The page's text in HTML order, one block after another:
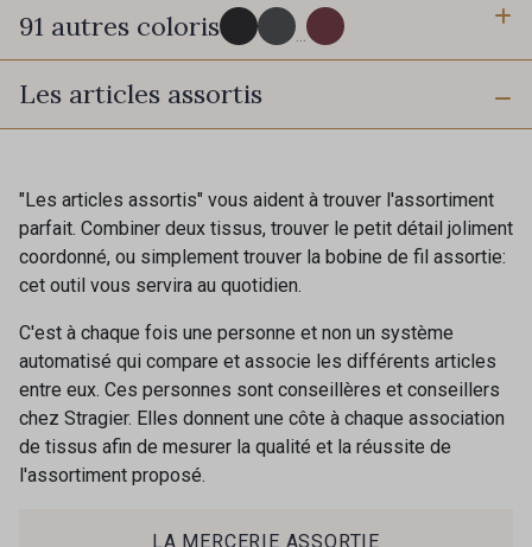
3 mm
10 mm
91 autres coloris ...
725 - 725 Noir
30 - 30 Silver 401 - 401 Blanc
23 - 23 Natural
614 - 614 White Coffee
27 - 27 Beige
Les articles assortis
"Les articles assortis" vous aident à trouver l'assortiment
parfait. Combiner deux tissus, trouver le petit détail joliment
coordonné, ou simplement trouver la bobine de fil assortie:
cet outil vous servira au quotidien.
C'est à chaque fois une personne et non un système
automatisé qui compare et associe les différents articles
entre eux. Ces personnes sont conseillères et conseillers
chez Stragier. Elles donnent une côte à chaque association
de tissus afin de mesurer la qualité et la réussite de
l'assortiment proposé.
LA MERCERIE ASSORTIE